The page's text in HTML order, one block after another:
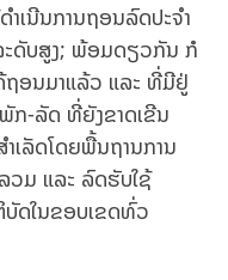
ເນີນການຖອນລົດປະຈໍາ
ະດັບສູງ; ພ້ອມດຽວກັນ ກໍ
ອນມາແລ້ວ ແລະ ທີ່ມີຢູ່
ກ-ລັດ ທີ່ຍັງຂາດເຂີນ
ເລັດໂດຍພື້ນຖານການ
ວມ ແລະ ລົດຮັບໃຊ້
ບັດໃນຂອບເຂດທົ່ວ